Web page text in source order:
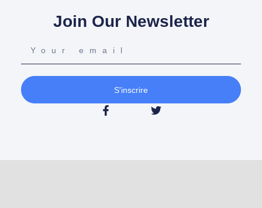
Join Our Newsletter
S'inscrire